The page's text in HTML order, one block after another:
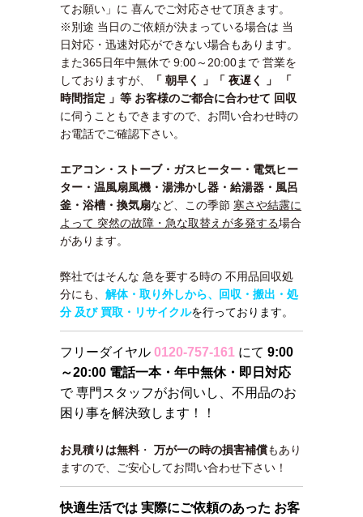
てお願い」 に 喜んでご対応させて頂きます。
※別途 当日のご依頼が決まっている場合は 当
日対応・迅速対応ができない場合もあります。
また365日年中無休で 9:00～20:00まで 営業を
しておりますが、
「 朝早く 」「 夜遅く 」 「
時間指定 」等 お客様のご都合に合わせて 回収
に伺うこともできますので、お問い合わせ時の
お電話でご確認下さい。
エアコン・ストーブ・ガスヒーター・電気ヒー
ター・温風扇風機・湯沸かし器・給湯器・風呂
釜・浴槽・換気扇など、この季節 寒さや結露に
よって 突然の故障・急な取替えが多発する場合
があります。
弊社ではそんな 急を要する時の 不用品回収処
分にも、 解体・取り外しから、回収・搬出・処
分 及び 買取・リサイクルを行っております。
フリーダイヤル 0120-757-161 にて 9:00
～20:00 電話一本・年中無休・即日対応
で 専門スタッフがお伺いし、不用品のお
困り事を解決致します！！
お見積りは無料・ 万が一の時の損害補償もあり
ますので、ご安心してお問い合わせ下さい！
快適生活では 実際にご依頼のあった お客